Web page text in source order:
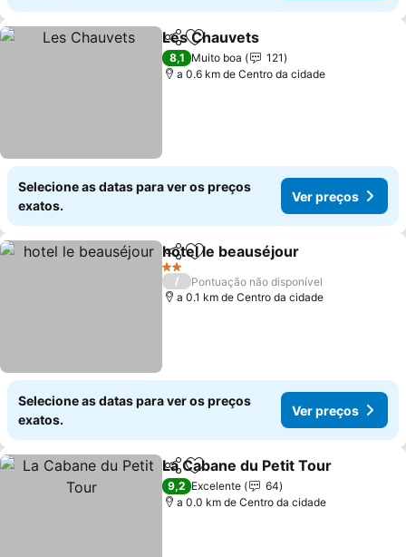
PartilharAdicionar aos favoritos
Les Chauvets
8,1 Muito boa
121
a 0.6 km de Centro da cidade
Selecione as datas para ver os preços
exatos.
Ver preços
PartilharAdicionar aos favoritos
hotel le beauséjour
2 Estrelas
/
Pontuação não disponível
a 0.1 km de Centro da cidade
Selecione as datas para ver os preços
exatos.
Ver preços
PartilharAdicionar aos favoritos
La Cabane du Petit Tour
9,2 Excelente
64
a 0.0 km de Centro da cidade